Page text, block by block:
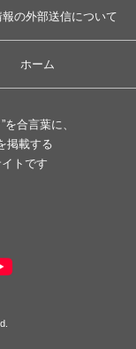
の外部送信について
ホーム
合言葉に、
掲載する
トです